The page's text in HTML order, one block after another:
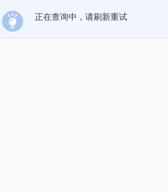
正在查询中，请刷新重试